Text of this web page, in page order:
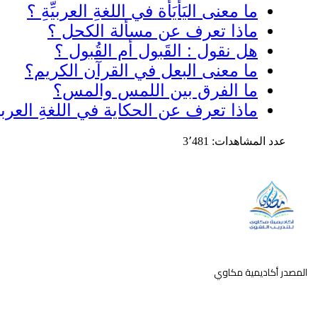
ما معنى اليَأيَأة في اللغةِ العربيِّةِ ؟
ماذا تعرف عن مسألة الكحل ؟
هل نقول : القَبول أم القُبول ؟
ما معنى البعل في القرآن الكريم؟
ما الفرق بين اللمس والمس؟
ماذا تعرف عن الحكاية في اللغةِ
عدد المشاهدات: 3٬481
المصدر أكاديمية مكاوي